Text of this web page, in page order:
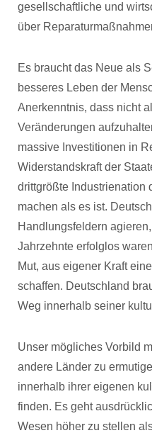
gesellschaftliche und
über
Es braucht das Neue als
besseres Leben der
Anerkenntnis, dass nicht
Veränderungen
massive Investitionen in
Widerstandskraft der
drittgrößte Industrienation
machen als es ist.
Handlungsfeldern
Jahrzehnte erfolglos
Mut, aus eigener Kraft
schaffen. Deutschland
Weg innerhalb seiner
Unser mögliches Vorbild
andere Länder zu
innerhalb ihrer eigenen
finden. Es geht
Wesen höher zu stellen